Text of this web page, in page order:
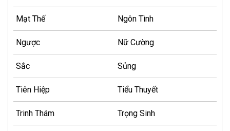
Mạt Thế Ngôn Tình
Ngược Nữ Cường
Sắc Sủng
Tiên Hiệp Tiểu Thuyết
Trinh Thám Trọng Sinh